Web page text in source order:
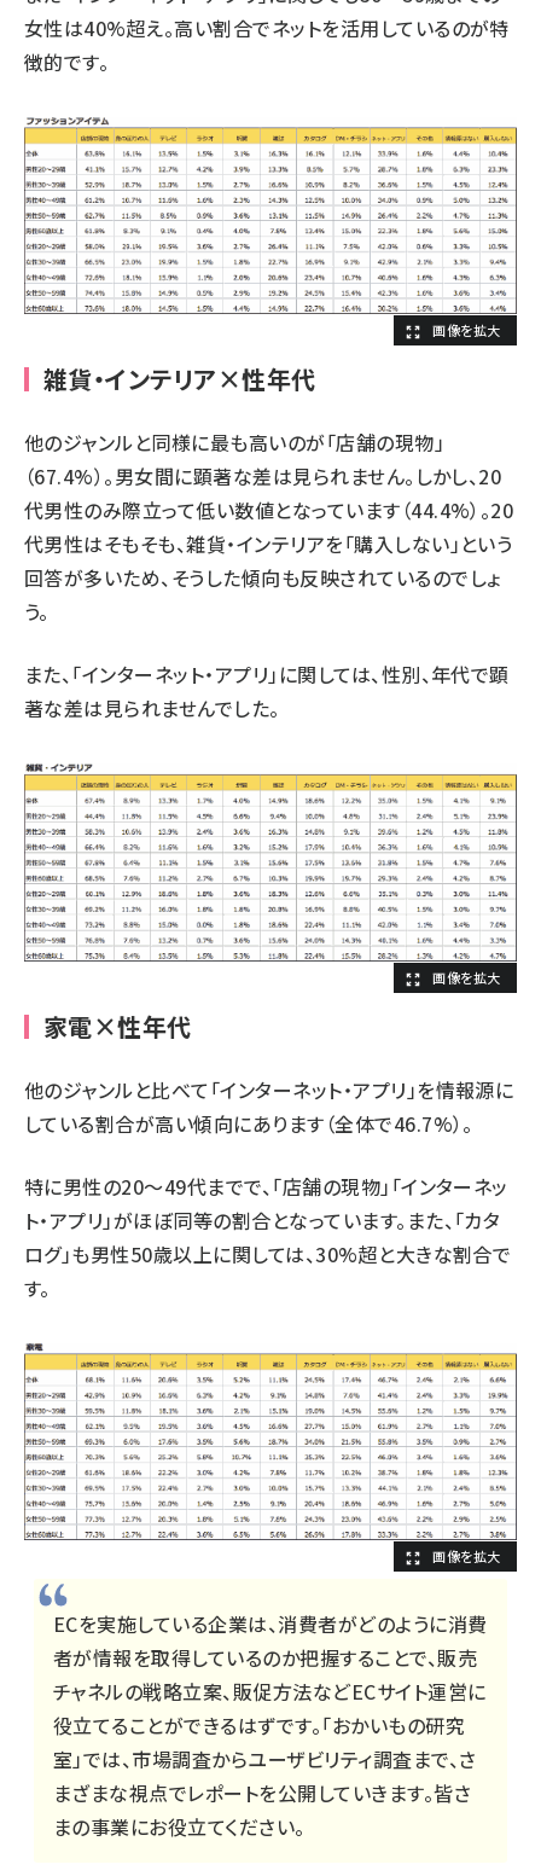
女性は40%超え。高い割合でネットを活用しているのが特
徴的です。
雑貨・インテリア×性年代
他のジャンルと同様に最も高いのが「店舗の現物」
（67.4%）。男女間に顕著な差は見られません。しかし、20
代男性のみ際立って低い数値となっています（44.4%）。20
代男性はそもそも、雑貨・インテリアを「購入しない」という
回答が多いため、そうした傾向も反映されているのでしょ
う。
また、「インターネット・アプリ」に関しては、性別、年代で顕
著な差は見られませんでした。
家電×性年代
他のジャンルと比べて「インターネット・アプリ」を情報源に
している割合が高い傾向にあります（全体で46.7%）。
特に男性の20～49代までで、「店舗の現物」「インターネッ
ト・アプリ」がほぼ同等の割合となっています。また、「カタ
ログ」も男性50歳以上に関しては、30%超と大きな割合で
す。
ECを実施している企業は、消費者がどのように消費
者が情報を取得しているのか把握することで、販売
チャネルの戦略立案、販促方法などECサイト運営に
役立てることができるはずです。「おかいもの研究
室」では、市場調査からユーザビリティ調査まで、さ
まざまな視点でレポートを公開していきます。皆さ
まの事業にお役立てください。